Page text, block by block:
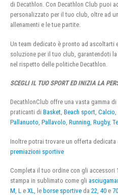
di Decathlon. Con Decathlon Club puoi
personalizzato per il tuo club, oltre ad
allenamenti e le tue partite.
Un team dedicato è pronto ad ascoltarti
soluzione per il tuo club, garantendoti
nel rispetto delle politiche Decathlon.
SCEGLI IL TUO SPORT ED INIZIA LA
DecathlonClub offre una vasta gamma
praticanti di Basket, Beach sport, Calcio,
Pallanuoto, Pallavolo, Running, Rugby,
Inoltre potrai trovare un offerta dedicata
premiazioni sportive
Completa il tuo ordine con gli accessori
stampa in sublimato come gli
M L e XL , le borse sportive da 22 40 e 70